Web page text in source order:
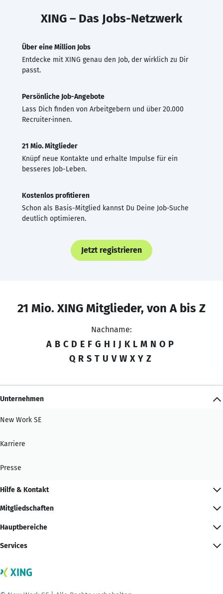
XING – Das Jobs-Netzwerk
Über eine Million Jobs
Entdecke mit XING genau den Job, der wirklich zu Dir
passt.
Persönliche Job-Angebote
Lass Dich finden von Arbeitgebern und über 20.000
Recruiter·innen.
21 Mio. Mitglieder
Knüpf neue Kontakte und erhalte Impulse für ein
besseres Job-Leben.
Kostenlos profitieren
Schon als Basis-Mitglied kannst Du Deine Job-Suche
deutlich optimieren.
Jetzt registrieren
21 Mio. XING Mitglieder, von A bis Z
Nachname:
A B C D E F G H I J K L M N O P
Q R S T U V W X Y Z
Unternehmen
New Work SE
Karriere
Presse
Hilfe & Kontakt
Mitgliedschaften
Hauptbereiche
Services